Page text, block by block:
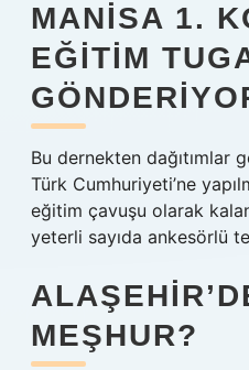
MANISA 1.
EĞITIM
Bu dernekten dağıtımlar
Türk Cumhuriyeti’ne
eğitim çavuşu olarak
yeterli sayıda ankesörlü
MEŞHUR?